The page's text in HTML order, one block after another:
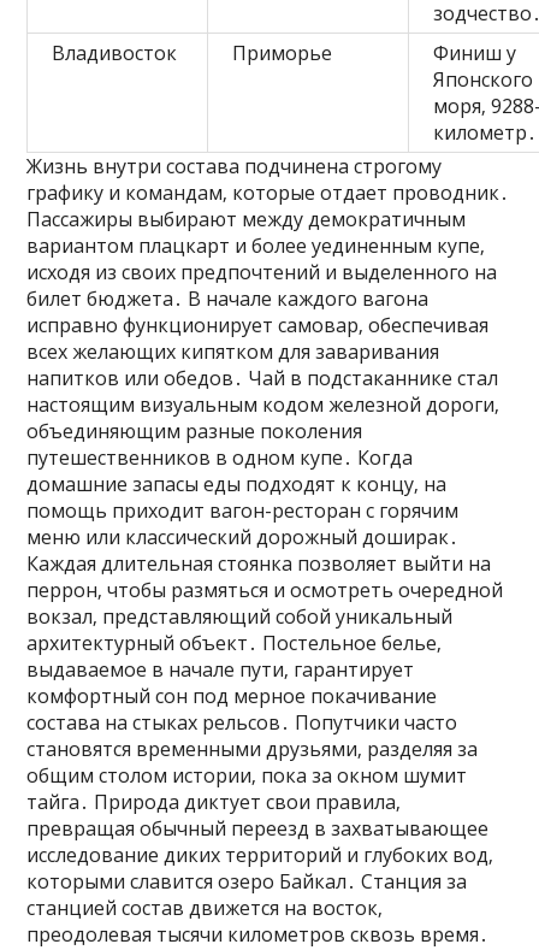
Владивосток
Приморье
Финиш у
Японского
моря‚
километр․
Жизнь внутри состава подчинена строгому
графику и командам‚ которые отдает проводник․
Пассажиры выбирают между демократичным
вариантом плацкарт и более уединенным купе‚
исходя из своих предпочтений и выделенного на
билет бюджета․ В начале каждого вагона
исправно функционирует самовар‚ обеспечивая
всех желающих кипятком для заваривания
напитков или обедов․ Чай в подстаканнике стал
настоящим визуальным кодом железной дороги‚
объединяющим разные поколения
путешественников в одном купе․ Когда
домашние запасы еды подходят к концу‚ на
помощь приходит вагон-ресторан с горячим
меню или классический дорожный доширак․
Каждая длительная стоянка позволяет выйти на
перрон‚ чтобы размяться и осмотреть очередной
вокзал‚ представляющий собой уникальный
архитектурный объект․ Постельное белье‚
выдаваемое в начале пути‚ гарантирует
комфортный сон под мерное покачивание
состава на стыках рельсов․ Попутчики часто
становятся временными друзьями‚ разделяя за
общим столом истории‚ пока за окном шумит
тайга․ Природа диктует свои правила‚
превращая обычный переезд в захватывающее
исследование диких территорий и глубоких вод‚
которыми славится озеро Байкал․ Станция за
станцией состав движется на восток‚
преодолевая тысячи километров сквозь время․